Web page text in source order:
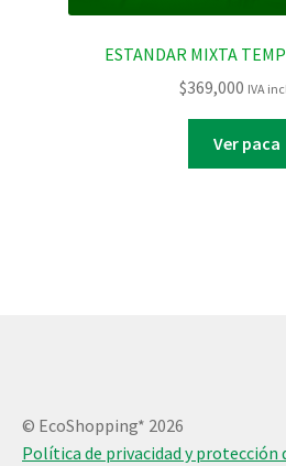
ESTANDAR MIXTA
$369,000 IVA
Ver paca
© EcoShopping* 2026
Política de privacidad y protección